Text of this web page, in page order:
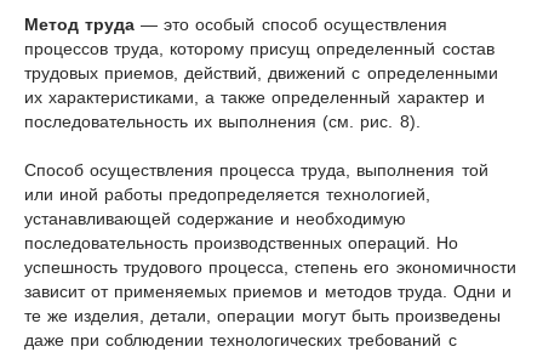
Метод труда— это особый способ осуществления
процессов труда, ко­торому присущ определенный состав
трудовых приемов, действий, движе­ний с определенными
их характеристиками, а также определенный характер и
последовательность их выполнения (см. рис. 8).
Способ осуществления процесса труда, выполнения той
или иной работы предопределяется технологией,
устанавливающей содержание и необходи­мую
последовательность производственных операций. Но
успешность тру­дового процесса, степень его экономичности
зависит от применяемых приемов и методов труда. Одни и
те же изделия, детали, операции могут быть произведены
даже при соблюдении технологических требований с